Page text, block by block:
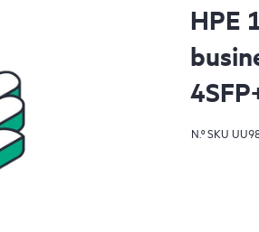
HPE
N.º SKU